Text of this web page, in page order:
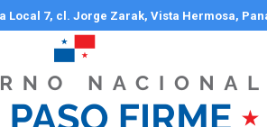
Local 7, cl. Jorge Zarak, Vista Hermosa,